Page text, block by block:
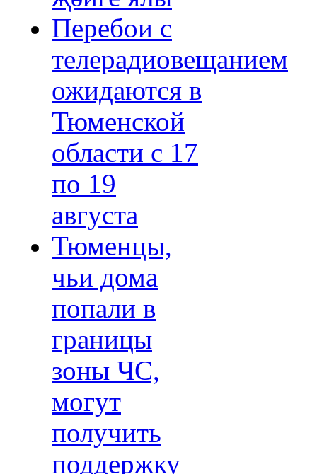
Перебои с
телерадиовещанием
ожидаются в
Тюменской
области с 17
по 19
августа
Тюменцы,
чьи дома
попали в
границы
зоны ЧС,
могут
получить
поддержку